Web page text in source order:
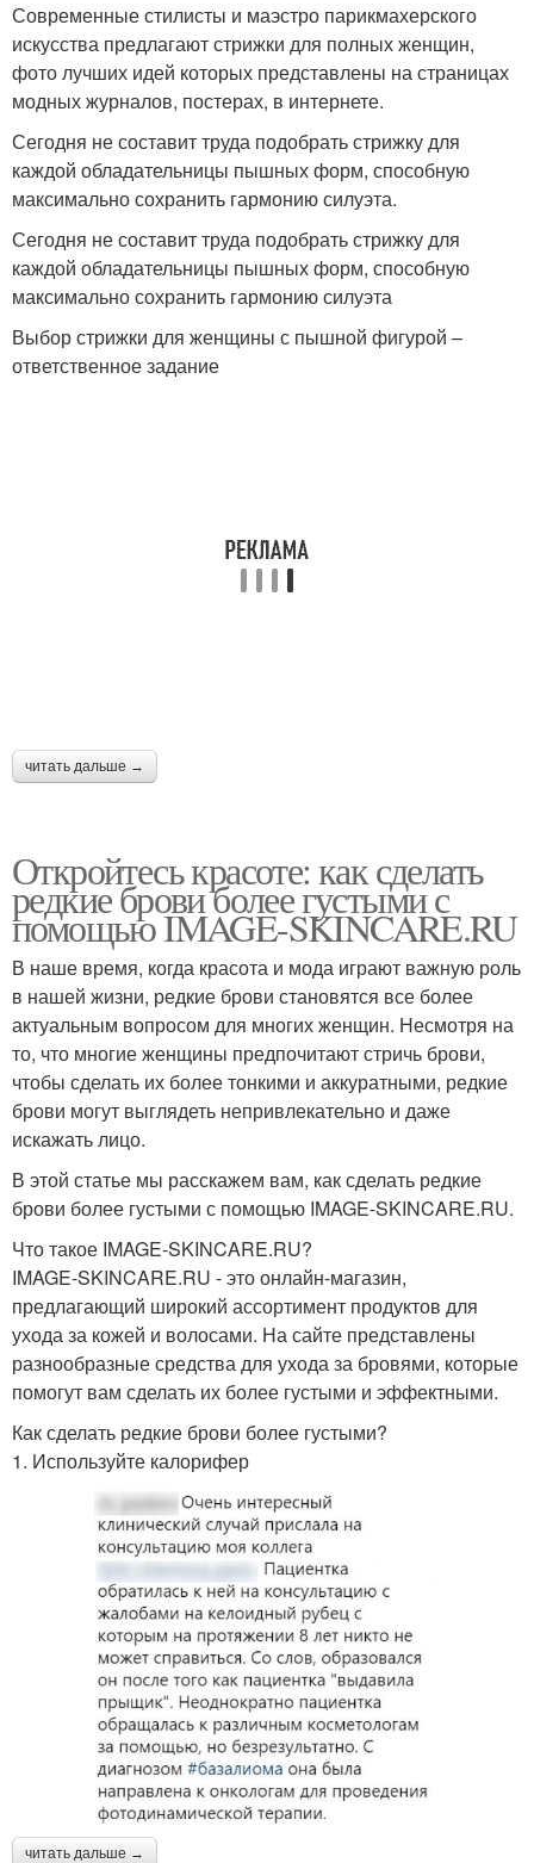
Современные стилисты и маэстро парикмахерского
искусства предлагают стрижки для полных женщин,
фото лучших идей которых представлены на страницах
модных журналов, постерах, в интернете.
Сегодня не составит труда подобрать стрижку для
каждой обладательницы пышных форм, способную
максимально сохранить гармонию силуэта.
Сегодня не составит труда подобрать стрижку для
каждой обладательницы пышных форм, способную
максимально сохранить гармонию силуэта
Выбор стрижки для женщины с пышной фигурой –
ответственное задание
читать дальше →
Откройтесь красоте: как сделать
редкие брови более густыми с
помощью IMAGE-SKINCARE.RU
В наше время, когда красота и мода играют важную роль
в нашей жизни, редкие брови становятся все более
актуальным вопросом для многих женщин. Несмотря на
то, что многие женщины предпочитают стричь брови,
чтобы сделать их более тонкими и аккуратными, редкие
брови могут выглядеть непривлекательно и даже
искажать лицо.
В этой статье мы расскажем вам, как сделать редкие
брови более густыми с помощью IMAGE-SKINCARE.RU.
Что такое IMAGE-SKINCARE.RU?
IMAGE-SKINCARE.RU - это онлайн-магазин,
предлагающий широкий ассортимент продуктов для
ухода за кожей и волосами. На сайте представлены
разнообразные средства для ухода за бровями, которые
помогут вам сделать их более густыми и эффектными.
Как сделать редкие брови более густыми?
1. Используйте калорифер
читать дальше →